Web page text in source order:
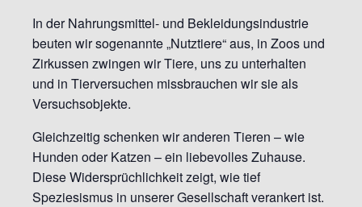
In der Nahrungsmittel- und Bekleidungsindustrie
beuten wir sogenannte „Nutztiere“ aus, in Zoos und
Zirkussen zwingen wir Tiere, uns zu unterhalten
und in Tierversuchen missbrauchen wir sie als
Versuchsobjekte.
Gleichzeitig schenken wir anderen Tieren – wie
Hunden oder Katzen – ein liebevolles Zuhause.
Diese Widersprüchlichkeit zeigt, wie tief
Speziesismus in unserer Gesellschaft verankert ist.